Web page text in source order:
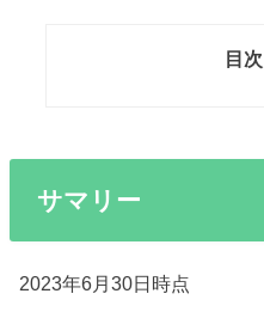
目次
サマリー
2023年6月30日時点